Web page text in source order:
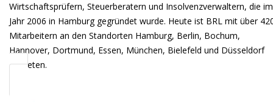
Wirtschaftsprüfern, Steuerberatern und Insolvenzverwaltern, die im
Jahr 2006 in Hamburg gegründet wurde. Heute ist BRL mit über
Mitarbeitern an den Standorten Hamburg, Berlin, Bochum,
Hannover, Dortmund, Essen, München, Bielefeld und Düsseldorf
vertreten.